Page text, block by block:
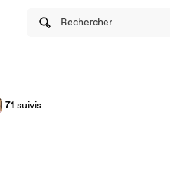
Rechercher
71 suivis